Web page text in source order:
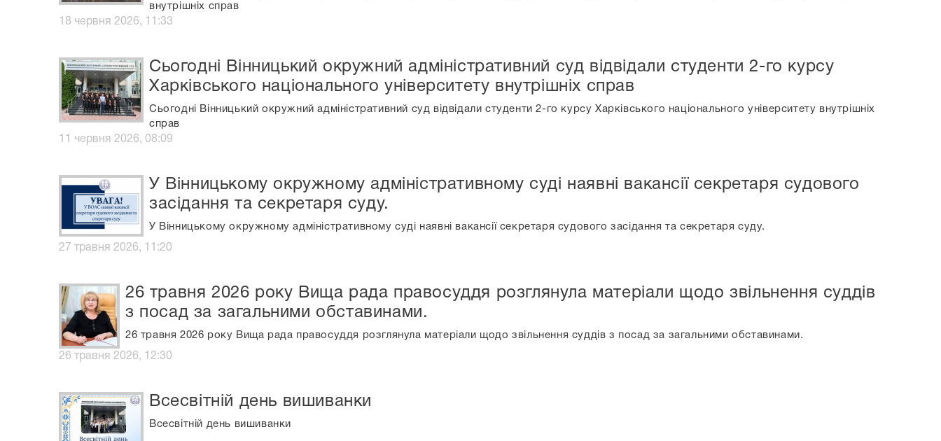
внутрішніх справ
18 червня 2026, 11:33
Сьогодні Вінницький окружний адміністративний суд відвідали студенти 2-го курсу
Харківського національного університету внутрішніх справ
Сьогодні Вінницький окружний адміністративний суд відвідали студенти 2-го курсу Харківського національного університету внутрішніх
справ
11 червня 2026, 08:09
У Вінницькому окружному адміністративному суді наявні вакансії секретаря судового
засідання та секретаря суду.
У Вінницькому окружному адміністративному суді наявні вакансії секретаря судового засідання та секретаря суду.
27 травня 2026, 11:20
26 травня 2026 року Вища рада правосуддя розглянула матеріали щодо звільнення суддів
з посад за загальними обставинами.
26 травня 2026 року Вища рада правосуддя розглянула матеріали щодо звільнення суддів з посад за загальними обставинами.
26 травня 2026, 12:30
Всесвітній день вишиванки
Всесвітній день вишиванки